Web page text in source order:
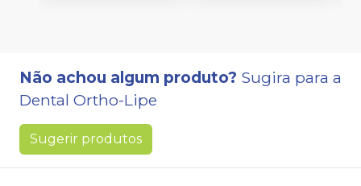
Não achou algum produto? Sugira para a
Dental Ortho-Lipe
Sugerir produtos